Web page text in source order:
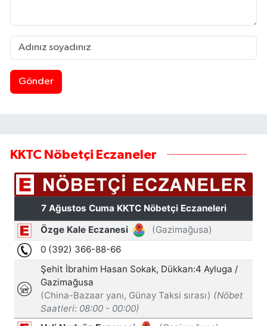
Gönder
KKTC Nöbetçi Eczaneler